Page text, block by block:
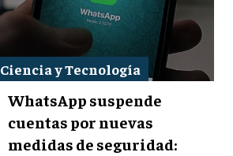
Ciencia y Tecnología
WhatsApp suspende
cuentas por nuevas
medidas de seguridad: